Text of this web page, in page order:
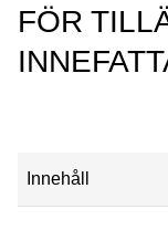
FÖR
Innehåll